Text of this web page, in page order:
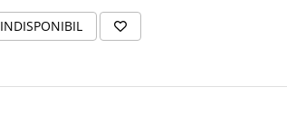
INDISPONIBIL